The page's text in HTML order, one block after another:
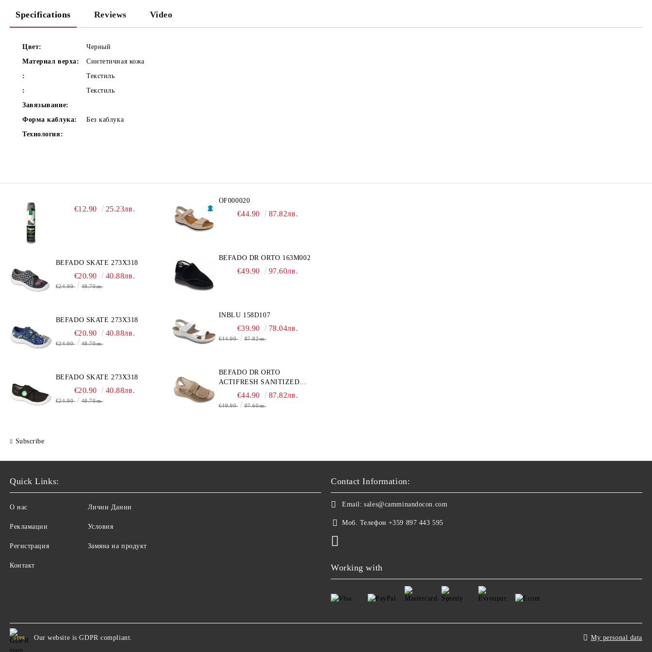
Specifications Reviews Video
Цвет:
Черный
Материал верха:
Синтетичная кожа
:
Текстиль
:
Текстиль
Завязывание:
Форма каблука:
Без каблука
Технология:
€12.90 25.23лв.
BEFADO SKATE 273X318
€20.90 40.88лв.
€24.90 48.70лв.
BEFADO SKATE 273X318
€20.90 40.88лв.
€24.90 48.70лв.
BEFADO SKATE 273X318
€20.90 40.88лв.
€24.90 48.70лв.
Subscribe
OF000020
€44.90 87.82лв.
BEFADO DR ORTO 163M002
€49.90 97.60лв.
INBLU 158D107
€39.90 78.04лв.
€44.90 87.82лв.
BEFADO DR ORTO
ACTIFRESH SANITIZED
077D005 ЖЕНСКАЯ ОБУВЬ
€44.90 87.82лв.
€49.90 97.60лв.
Quick Links:
О нас
Рекламации
Регистрация
Контакт
Лични Данни
Условия
Замяна на продукт
Contact Information:
Email: sales@camminandocon.com
Моб. Телефон +359 897 443 595
Working with
GDPR Our website is GDPR compliant. My personal data